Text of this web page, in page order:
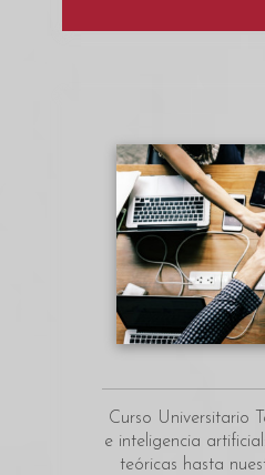
Curso Universitario
e inteligencia
teóricas hasta